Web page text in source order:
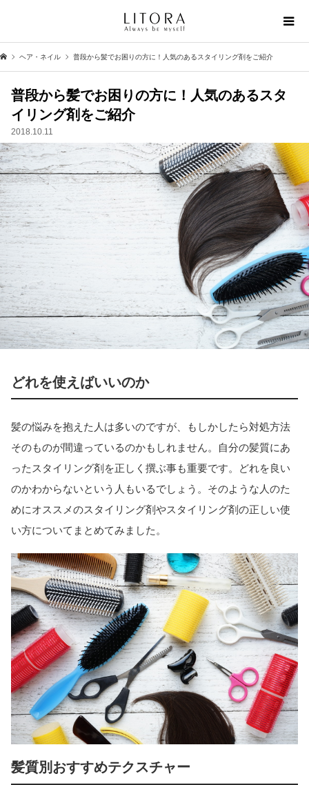
ヘア・ネイル 普段から髪でお困りの方に！人気のあるスタイリング剤をご紹介
普段から髪でお困りの方に！人気のあるスタ
イリング剤をご紹介
2018.10.11
どれを使えばいいのか
髪の悩みを抱えた人は多いのですが、もしかしたら対処方法
そのものが間違っているのかもしれません。自分の髪質にあ
ったスタイリング剤を正しく撰ぶ事も重要です。どれを良い
のかわからないという人もいるでしょう。そのような人のた
めにオススメのスタイリング剤やスタイリング剤の正しい使
い方についてまとめてみました。
髪質別おすすめテクスチャー